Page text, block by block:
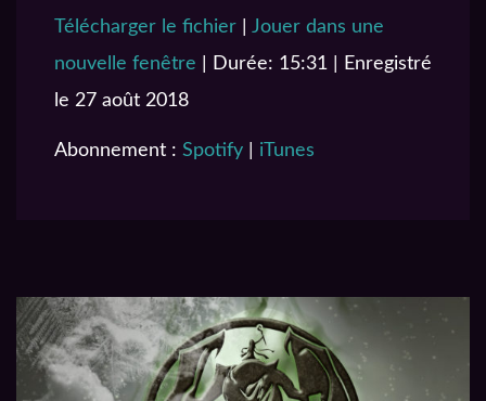
LINK
Télécharger le fichier
Jouer dans une
nouvelle fenêtre
Durée: 15:31
Enregistré
le 27 août 2018
Abonnement : Spotify iTunes